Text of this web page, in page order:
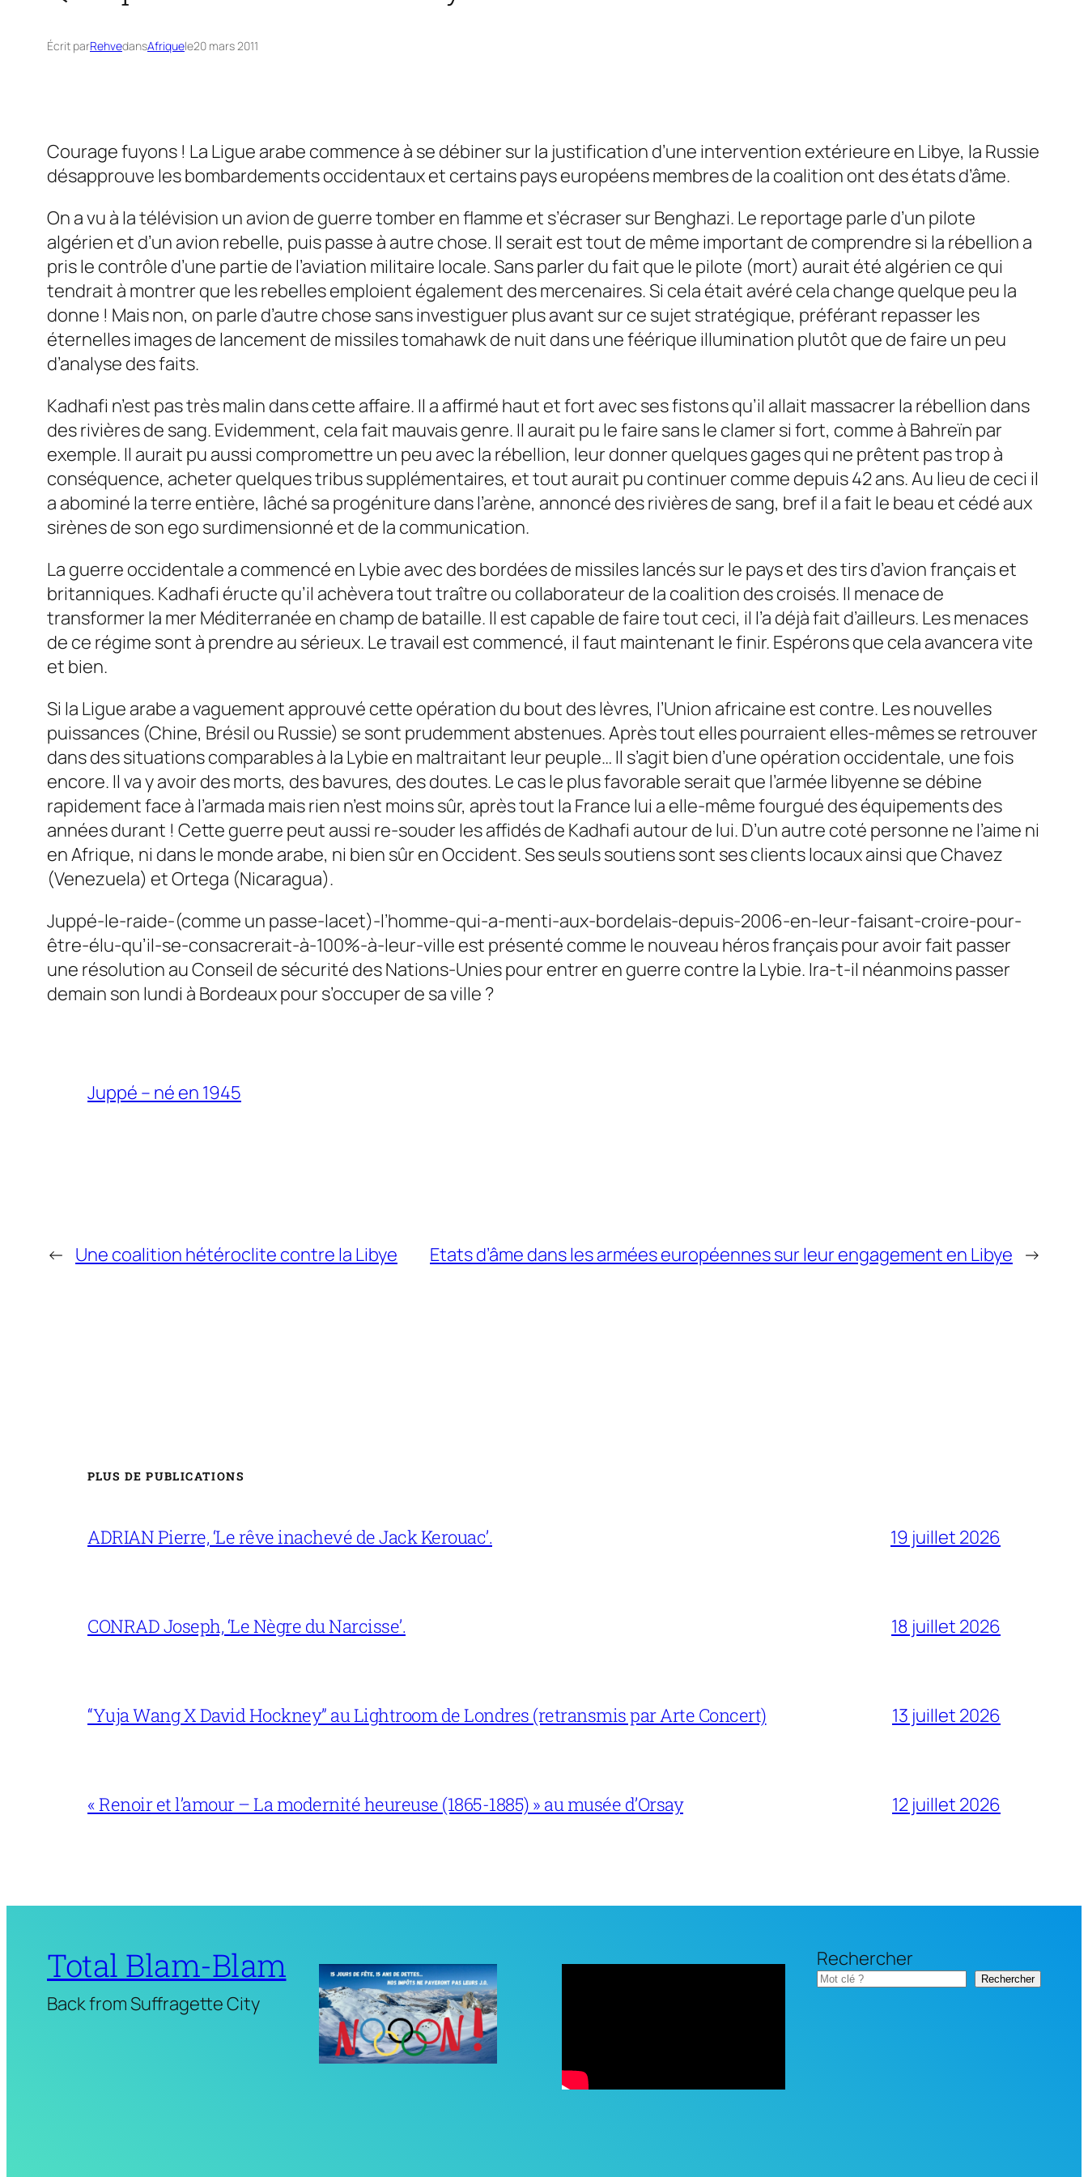
Écrit parRehvedansAfriquele20 mars 2011
Courage fuyons ! La Ligue arabe commence à se débiner sur la justification d’une intervention extérieure en Libye, la Russie
désapprouve les bombardements occidentaux et certains pays européens membres de la coalition ont des états d’âme.
On a vu à la télévision un avion de guerre tomber en flamme et s’écraser sur Benghazi. Le reportage parle d’un pilote
algérien et d’un avion rebelle, puis passe à autre chose. Il serait est tout de même important de comprendre si la rébellion a
pris le contrôle d’une partie de l’aviation militaire locale. Sans parler du fait que le pilote (mort) aurait été algérien ce qui
tendrait à montrer que les rebelles emploient également des mercenaires. Si cela était avéré cela change quelque peu la
donne ! Mais non, on parle d’autre chose sans investiguer plus avant sur ce sujet stratégique, préférant repasser les
éternelles images de lancement de missilestomahawkde nuit dans une féérique illumination plutôt que de faire un peu
d’analyse des faits.
Kadhafi n’est pas très malin dans cette affaire. Il a affirmé haut et fort avec ses fistons qu’il allait massacrer la rébellion dans
des rivières de sang. Evidemment, cela fait mauvais genre. Il aurait pu le faire sans le clamer si fort, comme à Bahreïn par
exemple. Il aurait pu aussi compromettre un peu avec la rébellion, leur donner quelques gages qui ne prêtent pas trop à
conséquence, acheter quelques tribus supplémentaires, et tout aurait pu continuer comme depuis 42 ans. Au lieu de ceci il
a abominé la terre entière, lâché sa progéniture dans l’arène, annoncé desrivières de sang, bref il a fait le beau et cédé aux
sirènes de son ego surdimensionné et de la communication.
La guerre occidentale a commencé en Lybie avec des bordées de missiles lancés sur le pays et des tirs d’avion français et
britanniques. Kadhafi éructe qu’il achèveratout traître ou collaborateur de la coalition des croisés. Il menace de
transformer la mer Méditerranée en champ de bataille. Il est capable de faire tout ceci, il l’a déjà fait d’ailleurs. Les menaces
de ce régime sont à prendre au sérieux. Le travail est commencé, il faut maintenant le finir. Espérons que cela avancera vite
et bien.
Si la Ligue arabe a vaguement approuvé cette opération du bout des lèvres, l’Union africaine est contre. Les nouvelles
puissances (Chine, Brésil ou Russie) se sont prudemment abstenues. Après tout elles pourraient elles-mêmes se retrouver
dans des situations comparables à la Lybie en maltraitant leur peuple… Il s’agit bien d’une opération occidentale, une fois
encore. Il va y avoir des morts, des bavures, des doutes. Le cas le plus favorable serait que l’armée libyenne se débine
rapidement face à l’armada mais rien n’est moins sûr, après tout la France lui a elle-même fourgué des équipements des
années durant ! Cette guerre peut aussi re-souder les affidés de Kadhafi autour de lui. D’un autre coté personne ne l’aime ni
en Afrique, ni dans le monde arabe, ni bien sûr en Occident. Ses seuls soutiens sont ses clients locaux ainsi que Chavez
(Venezuela) et Ortega (Nicaragua).
Juppé-le-raide-(comme un passe-lacet)-l’homme-qui-a-menti-aux-bordelais-depuis-2006-en-leur-faisant-croire-pour-
être-élu-qu’il-se-consacrerait-à-100%-à-leur-ville est présenté comme le nouveau héros français pour avoir fait passer
une résolution au Conseil de sécurité des Nations-Unies pour entrer en guerre contre la Lybie. Ira-t-il néanmoins passer
demain son lundi à Bordeaux pour s’occuper de sa ville ?
Juppé – né en 1945
← Une coalition hétéroclite contre la Libye Etats d’âme dans les armées européennes sur leur engagement en Libye →
PLUS DE PUBLICATIONS
ADRIAN Pierre, ‘Le rêve inachevé de Jack Kerouac’. 19 juillet 2026
CONRAD Joseph, ‘Le Nègre du Narcisse’. 18 juillet 2026
“Yuja Wang X David Hockney” au Lightroom de Londres (retransmis par Arte Concert) 13 juillet 2026
« Renoir et l’amour – La modernité heureuse (1865-1885) » au musée d’Orsay 12 juillet 2026
Total Blam-Blam
Back from Suffragette City
Rechercher
Rechercher